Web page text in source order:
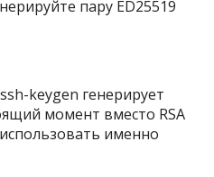
пару ED25519
keygen генерирует
момент вместо RSA
именно